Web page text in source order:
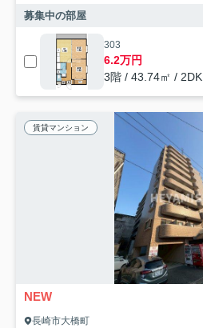
募集中の部屋
303
6.2万円
3階 / 43.74㎡ / 2DK
賃貸マンション
NEW
長崎市大橋町